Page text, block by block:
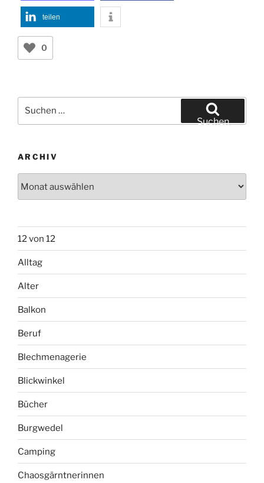
teilen
0
nach:
Suchen
ARCHIV
12 von 12
Alltag
Alter
Balkon
Beruf
Blechmenagerie
Blickwinkel
Bücher
Burgwedel
Camping
Chaosgärntnerinnen